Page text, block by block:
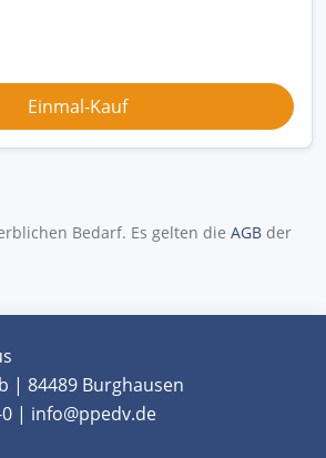
Bedarf. Es gelten die AGB der
| 84489 Burghausen
0 | info@ppedv.de